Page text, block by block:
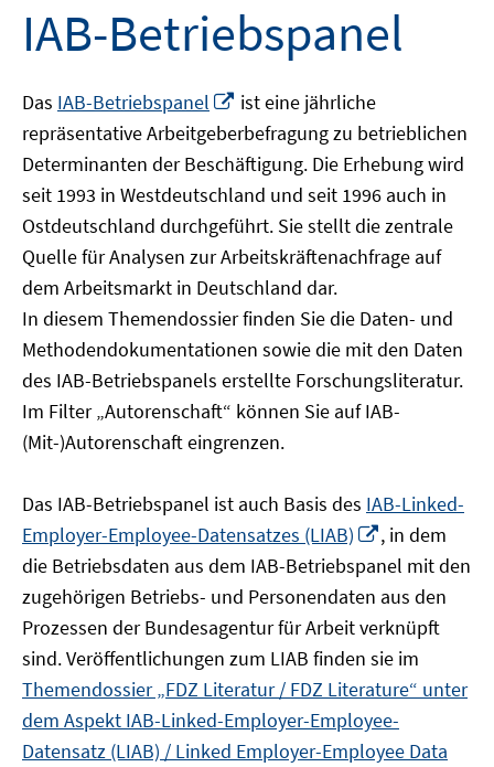
IAB-Betriebspanel
Das IAB-Betriebspanel
In
neuem
Fenster
öffnen
ist eine jährliche
repräsentative Arbeitgeberbefragung zu betrieblichen
Determinanten der Beschäftigung. Die Erhebung wird
seit 1993 in Westdeutschland und seit 1996 auch in
Ostdeutschland durchgeführt. Sie stellt die zentrale
Quelle für Analysen zur Arbeitskräftenachfrage auf
dem Arbeitsmarkt in Deutschland dar.
In diesem Themendossier finden Sie die Daten- und
Methodendokumentationen sowie die mit den Daten
des IAB-Betriebspanels erstellte Forschungsliteratur.
Im Filter „Autorenschaft“ können Sie auf IAB-
(Mit-)Autorenschaft eingrenzen.
Das IAB-Betriebspanel ist auch Basis des IAB-Linked-
Employer-Employee-Datensatzes (LIAB)
In
neuem
Fenster
öffnen
, in dem
die Betriebsdaten aus dem IAB-Betriebspanel mit den
zugehörigen Betriebs- und Personendaten aus den
Prozessen der Bundesagentur für Arbeit verknüpft
sind. Veröffentlichungen zum LIAB finden sie im
Themendossier „FDZ Literatur / FDZ Literature“ unter
dem Aspekt IAB-Linked-Employer-Employee-
Datensatz (LIAB) / Linked Employer-Employee Data